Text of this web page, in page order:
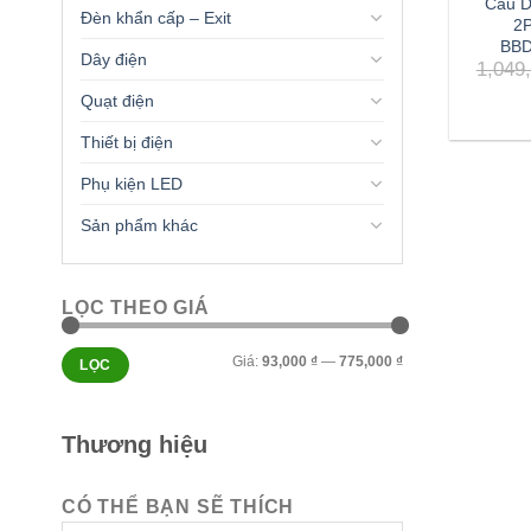
Đèn khẩn cấp – Exit
Dây điện
Quạt điện
Thiết bị điện
Phụ kiện LED
Sản phẩm khác
LỌC THEO GIÁ
Giá
tối
thiểu
Giá
tối
đa
LỌC Giá: 93,000 ₫— 775,000 ₫
Thương hiệu
CÓ THỂ BẠN SẼ THÍCH
Cầu